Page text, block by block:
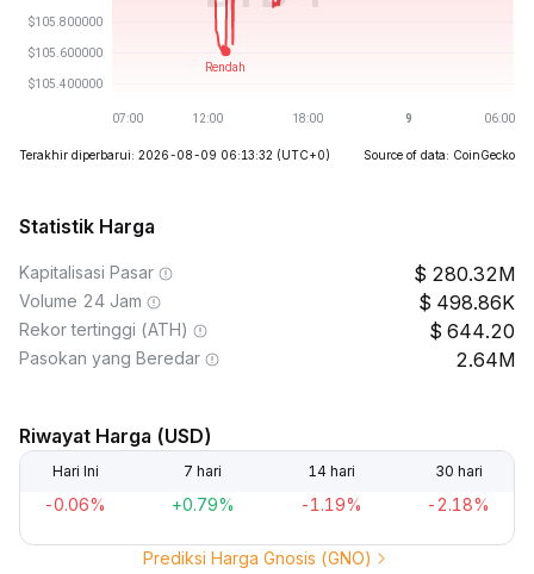
Terakhir diperbarui: 2026-08-09 06:13:32 (UTC+0) Source of data: CoinGecko
Statistik Harga
Kapitalisasi Pasar 280.32M
Volume 24 Jam 498.86K
Rekor tertinggi (ATH) 644.20
Pasokan yang Beredar 2.64M
Riwayat Harga (USD)
Hari Ini 7 hari 14 hari 30 hari
-0.06% +0.79% -1.19% -2.18%
Prediksi Harga Gnosis (GNO)